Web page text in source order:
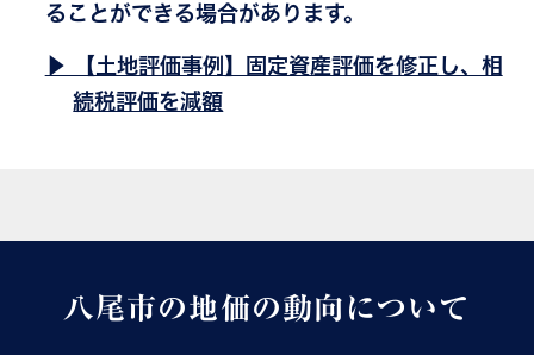
ることができる場合があります。
▶ 【土地評価事例】固定資産評価を修正し、相
続税評価を減額
八尾市の地価の動向について